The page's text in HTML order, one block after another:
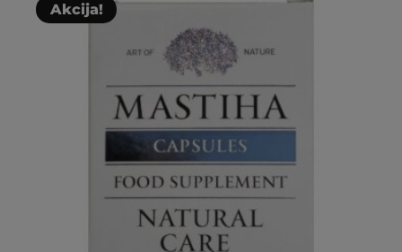
Akcija!